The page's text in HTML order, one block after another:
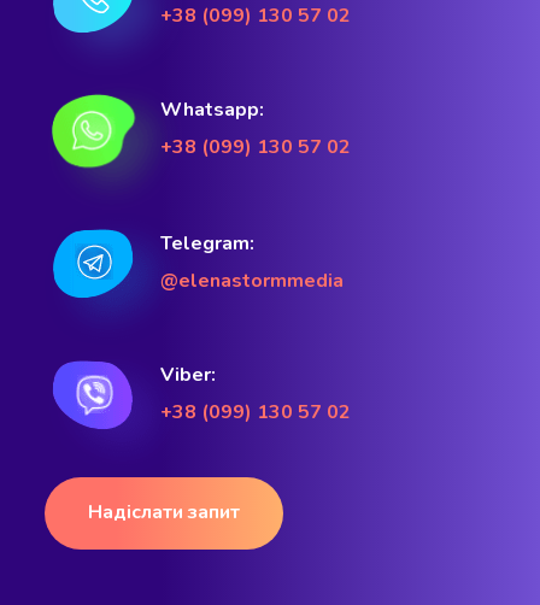
+38 (099) 130 57 02
Whatsapp:
+38 (099) 130 57 02
Telegram:
@elenastormmedia
Viber:
+38 (099) 130 57 02
Надіслати запит